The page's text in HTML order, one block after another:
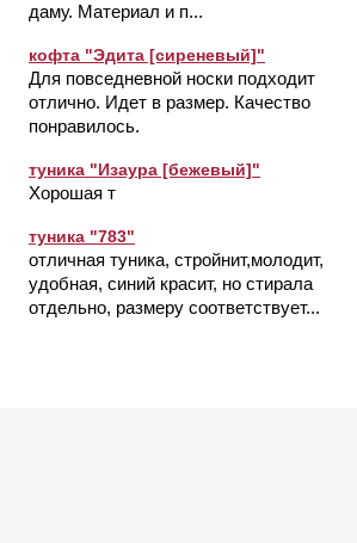
даму. Материал и п...
кофта "Эдита [сиреневый]"
Для повседневной носки подходит
отлично. Идет в размер. Качество
понравилось.
туника "Изаура [бежевый]"
Хорошая т
туника "783"
отличная туника, стройнит,молодит,
удобная, синий красит, но стирала
отдельно, размеру соответствует...